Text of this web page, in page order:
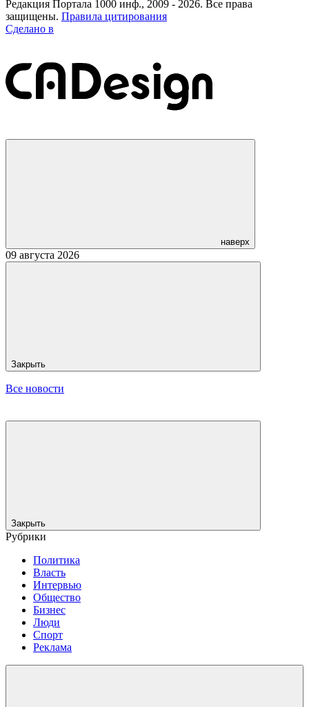
Редакция Портала 1000 инф., 2009 - 2026. Все права
защищены. Правила цитирования
Сделано в
наверх
09 августа 2026
Закрыть
Все новости
Закрыть
Рубрики
Политика
Власть
Интервью
Общество
Бизнес
Люди
Спорт
Реклама